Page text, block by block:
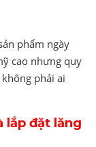
phẩm ngày
cao nhưng quy
phải ai
lắp đặt lăng